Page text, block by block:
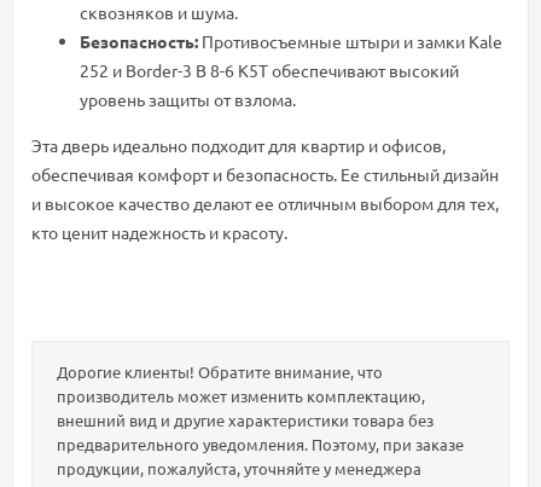
сквозняков и шума.
Безопасность: Противосъемные штыри и замки Kale
252 и Border-3 B 8-6 K5T обеспечивают высокий
уровень защиты от взлома.
Эта дверь идеально подходит для квартир и офисов,
обеспечивая комфорт и безопасность. Ее стильный дизайн
и высокое качество делают ее отличным выбором для тех,
кто ценит надежность и красоту.
Дорогие клиенты! Обратите внимание, что
производитель может изменить комплектацию,
внешний вид и другие характеристики товара без
предварительного уведомления. Поэтому, при заказе
продукции, пожалуйста, уточняйте у менеджера